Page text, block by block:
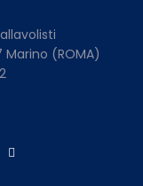
Marino (ROMA)